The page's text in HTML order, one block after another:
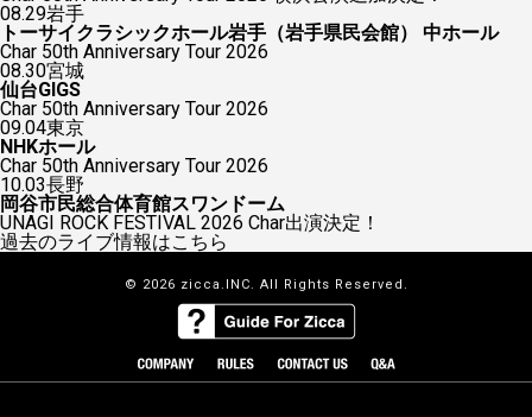
08.29岩手
トーサイクラシックホール岩手（岩手県民会館） 中ホール
Char 50th Anniversary Tour 2026
08.30宮城
仙台GIGS
Char 50th Anniversary Tour 2026
09.04東京
NHKホール
Char 50th Anniversary Tour 2026
10.03長野
岡谷市民総合体育館スワンドーム
UNAGI ROCK FESTIVAL 2026 Char出演決定！
過去のライブ情報はこちら
© 2026 zicca.INC. All Rights Reserved.